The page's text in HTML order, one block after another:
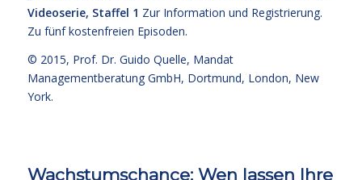
Videoserie, Staffel 1 Zur Information und Registrierung.
Zu fünf kostenfreien Episoden.
© 2015, Prof. Dr. Guido Quelle, Mandat
Managementberatung GmbH, Dortmund, London, New
York.
Wachstumschance: Wen lassen Ihre